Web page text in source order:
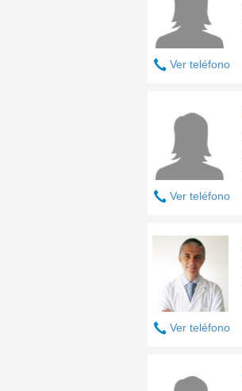
Ver teléfono
Ver teléfono
Ver teléfono